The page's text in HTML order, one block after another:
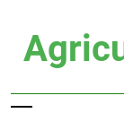
content